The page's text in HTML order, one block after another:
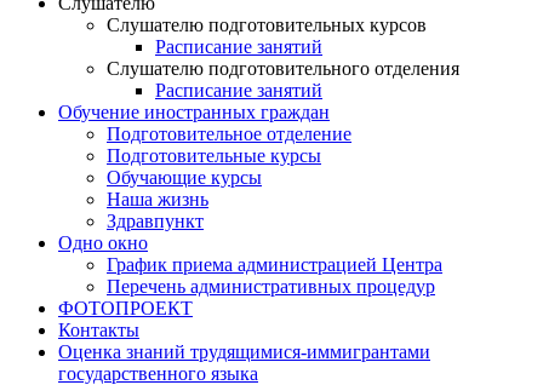
Слушателю подготовительных курсов
Расписание занятий
Слушателю подготовительного отделения
Расписание занятий
Обучение иностранных граждан
Подготовительное отделение
Подготовительные курсы
Обучающие курсы
Наша жизнь
Здравпункт
Одно окно
График приема администрацией Центра
Перечень административных процедур
ФОТОПРОЕКТ
Контакты
Оценка знаний трудящимися-иммигрантами
государственного языка